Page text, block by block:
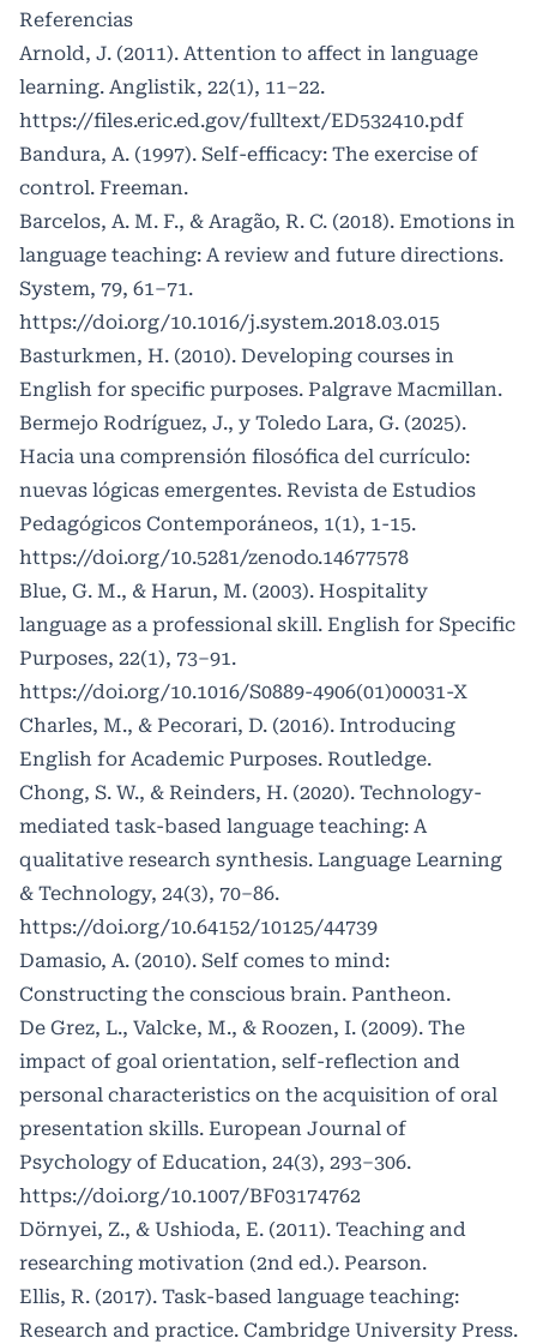
Referencias
Arnold, J. (2011). Attention to affect in language
learning. Anglistik, 22(1), 11–22.
https://files.eric.ed.gov/fulltext/ED532410.pdf
Bandura, A. (1997). Self-efficacy: The exercise of
control. Freeman.
Barcelos, A. M. F., & Aragão, R. C. (2018). Emotions in
language teaching: A review and future directions.
System, 79, 61–71.
https://doi.org/10.1016/j.system.2018.03.015
Basturkmen, H. (2010). Developing courses in
English for specific purposes. Palgrave Macmillan.
Bermejo Rodríguez, J., y Toledo Lara, G. (2025).
Hacia una comprensión filosófica del currículo:
nuevas lógicas emergentes. Revista de Estudios
Pedagógicos Contemporáneos, 1(1), 1-15.
https://doi.org/10.5281/zenodo.14677578
Blue, G. M., & Harun, M. (2003). Hospitality
language as a professional skill. English for Specific
Purposes, 22(1), 73–91.
https://doi.org/10.1016/S0889-4906(01)00031-X
Charles, M., & Pecorari, D. (2016). Introducing
English for Academic Purposes. Routledge.
Chong, S. W., & Reinders, H. (2020). Technology-
mediated task-based language teaching: A
qualitative research synthesis. Language Learning
& Technology, 24(3), 70–86.
https://doi.org/10.64152/10125/44739
Damasio, A. (2010). Self comes to mind:
Constructing the conscious brain. Pantheon.
De Grez, L., Valcke, M., & Roozen, I. (2009). The
impact of goal orientation, self-reflection and
personal characteristics on the acquisition of oral
presentation skills. European Journal of
Psychology of Education, 24(3), 293–306.
https://doi.org/10.1007/BF03174762
Dörnyei, Z., & Ushioda, E. (2011). Teaching and
researching motivation (2nd ed.). Pearson.
Ellis, R. (2017). Task-based language teaching:
Research and practice. Cambridge University Press.